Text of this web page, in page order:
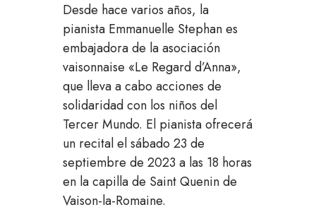
Desde hace varios años, la
pianista Emmanuelle Stephan es
embajadora de la asociación
vaisonnaise «Le Regard d’Anna»,
que lleva a cabo acciones de
solidaridad con los niños del
Tercer Mundo. El pianista ofrecerá
un recital el sábado 23 de
septiembre de 2023 a las 18 horas
en la capilla de Saint Quenin de
Vaison-la-Romaine.